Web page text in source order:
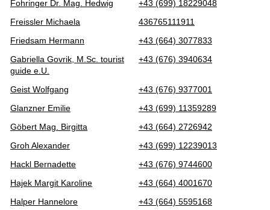
Fohringer Dr. Mag. Hedwig
+43 (699) 18229048
Freissler Michaela
436765111911
Friedsam Hermann
+43 (664) 3077833
Gabriella Govrik, M.Sc. tourist
guide e.U.
+43 (676) 3940634
Geist Wolfgang
+43 (676) 9377001
Glanzner Emilie
+43 (699) 11359289
Göbert Mag. Birgitta
+43 (664) 2726942
Groh Alexander
+43 (699) 12239013
Hackl Bernadette
+43 (676) 9744600
Hajek Margit Karoline
+43 (664) 4001670
Halper Hannelore
+43 (664) 5595168